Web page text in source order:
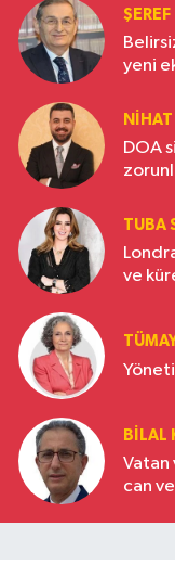
yeni
DOA
TUBA
ve
BILAL
Vatan
can